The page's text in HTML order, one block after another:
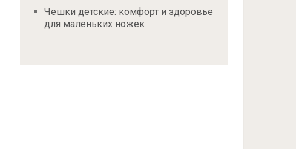
Чешки детские: комфорт и здоровье
для маленьких ножек